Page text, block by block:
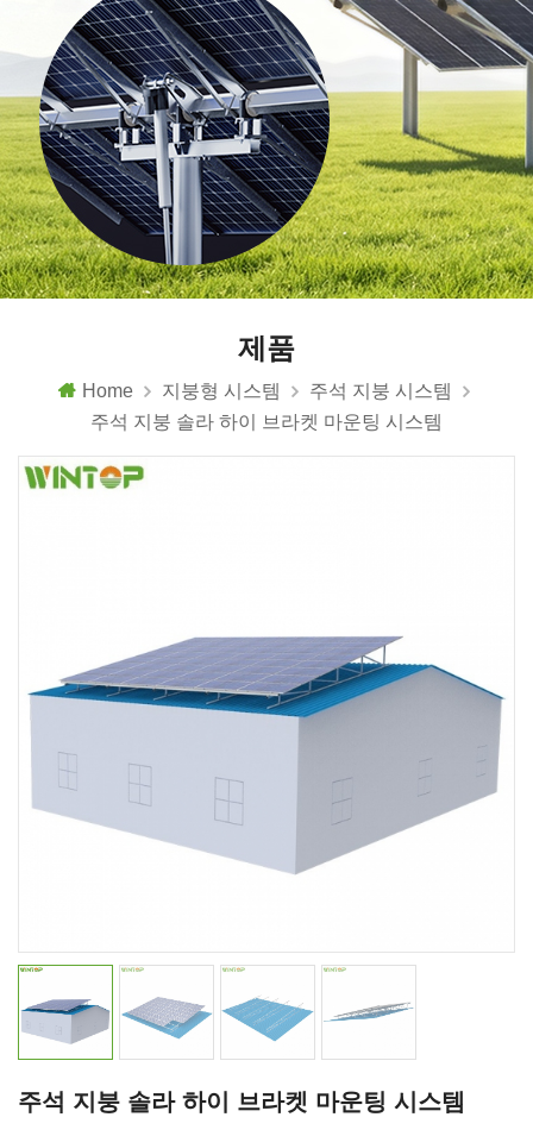
제품
Home 지붕형 시스템
주석 지붕 시스템
주석 지붕 솔라 하이 브라켓 마운팅 시스템
주석 지붕 솔라 하이 브라켓 마운팅 시스템